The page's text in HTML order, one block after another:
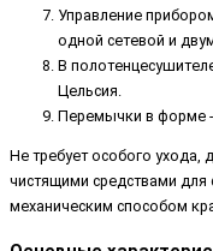
Управление
одной сетевой и
В
Цельсия.
Перемычки в форме -
Не требует особого ухода,
чистящими средствами для
механическим способом